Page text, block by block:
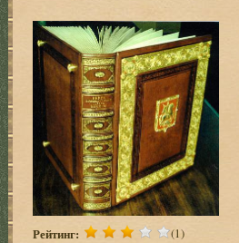
Рейтинг: (1)